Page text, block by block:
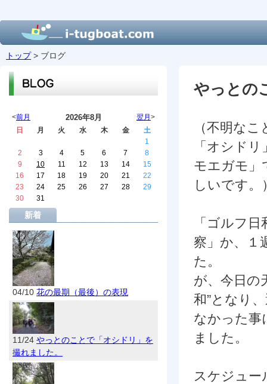
トップ> ブログ
翌月 >
<前月 2026年8月
日 月 火 水 木 金
土
1
2
3 4 5 6 7
8
9
10 11 12 13 14
15
16
17 18 19 20 21
22
23
24 25 26 27 28
29
30
31
新着
04/10 花の最期（最後）の表現
11/24 やっとのことで「オシドリ」を
撮れました。
やっとの
（不明な
「オシド
モエガモ」
しいです。
「ゴルフ
察」か、１
た。
が、今日の
和”となり
なかった事
ました。
スケジュー